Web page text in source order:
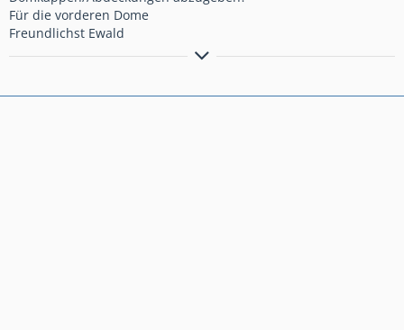
Für die vorderen Dome
Freundlichst Ewald
Ich kann auch ohne Spaß, Alkohol haben!